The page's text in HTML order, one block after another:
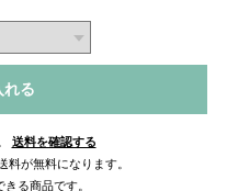
れる
送料を確認する
が無料になります。
る商品です。